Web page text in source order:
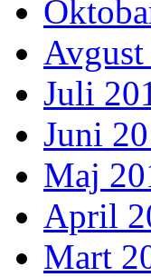
Juli
Juni
Maj
April
Mart